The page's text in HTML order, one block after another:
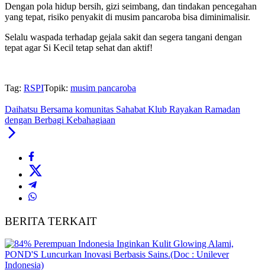
Dengan pola hidup bersih, gizi seimbang, dan tindakan pencegahan
yang tepat, risiko penyakit di musim pancaroba bisa diminimalisir.
Selalu waspada terhadap gejala sakit dan segera tangani dengan
tepat agar Si Kecil tetap sehat dan aktif!
Tag: RSPITopik: musim pancaroba
Daihatsu Bersama komunitas Sahabat Klub Rayakan Ramadan
dengan Berbagi Kebahagiaan
BERITA TERKAIT